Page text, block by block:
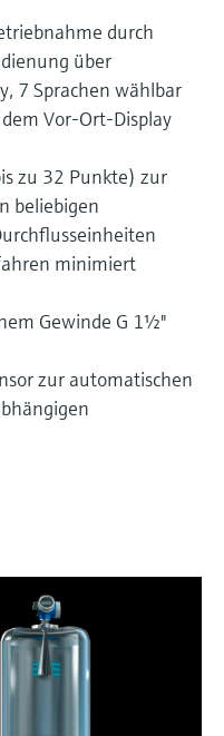
durch
über
7 Sprachen wählbar
Vor-Ort-Display
zu 32 Punkte) zur
beliebigen
minimiert
Gewinde G 1½"
zur automatischen